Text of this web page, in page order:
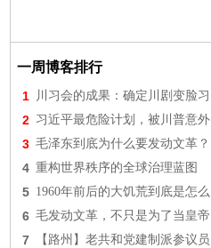
一周博客排行
1 川习会的成果：确定川剧变脸习
2 习近平最危险计划，被川普意外
3 毛泽东到底为什么要发动文革？
4 重构世界秩序的全球治理蓝图
5 1960年前后的大饥荒到底是怎么
6 毛发动文革，不只是为了当皇帝
7 【路州】老共和党建制派参议员